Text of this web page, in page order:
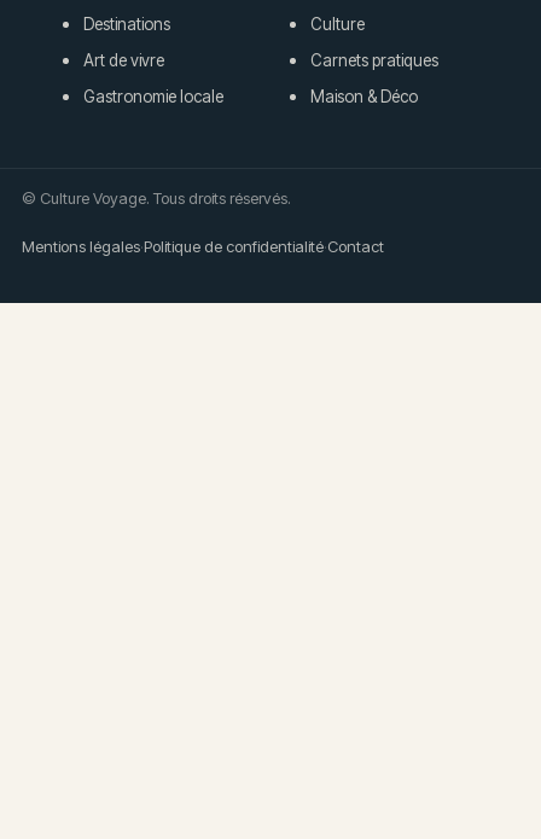
Destinations
Culture
Art de vivre
Carnets pratiques
Gastronomie locale
Maison & Déco
© Culture Voyage. Tous droits réservés.
Mentions légales·Politique de confidentialité·Contact